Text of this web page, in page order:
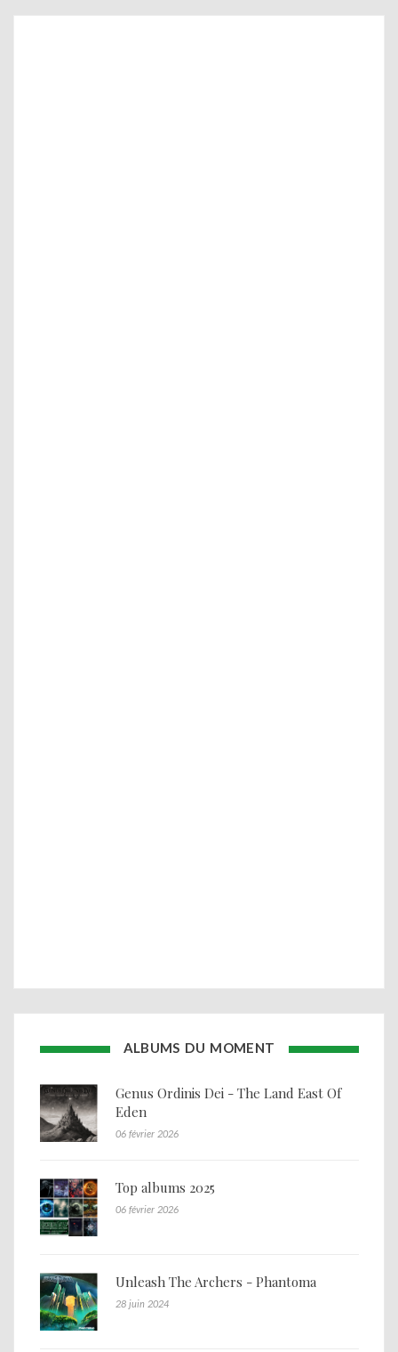
ALBUMS DU MOMENT
Genus Ordinis Dei - The Land East Of
Eden
06 février 2026
Top albums 2025
06 février 2026
Unleash The Archers - Phantoma
28 juin 2024